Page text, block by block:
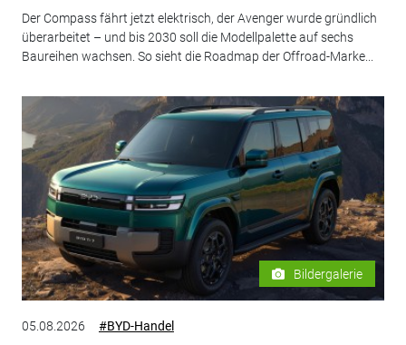
Der Compass fährt jetzt elektrisch, der Avenger wurde gründlich
überarbeitet – und bis 2030 soll die Modellpalette auf sechs
Baureihen wachsen. So sieht die Roadmap der Offroad-Marke...
Bildergalerie
05.08.2026 #BYD-Handel